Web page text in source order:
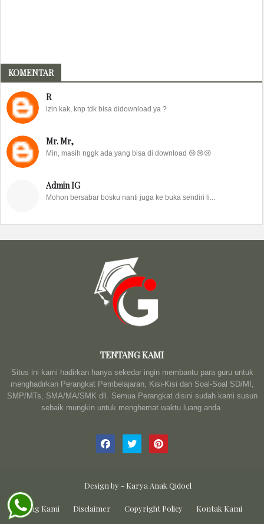
KOMENTAR
R
izin kak, knp tdk bisa didownload ya ?
Mr. Mr,
Min, masih nggk ada yang bisa di download 😢😢😢
Admin IG
Mohon bersabar bosku nanti juga ke buka sendiri li...
TENTANG KAMI
Situs ini kami hadirkan hanya sekedar ingin membantu para guru untuk
menghadirkan Perangkat Pembelajaran, Kisi-Kisi dan Soal-Soal SD/MI,
SMP/MTs, SMA/MA/SMK dll. Semua Perangkat disini sudah kami susun
sebaik mungkin untuk menghemat waktu luang anda.
Design by - Karya Anak Qidoel
Tentang Kami Disclaimer Copyright Policy Kontak Kami